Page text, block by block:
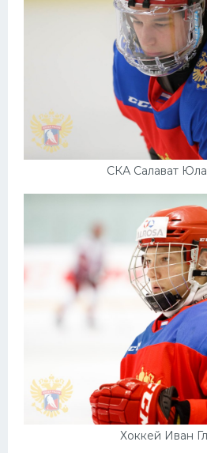
СКА Салават
Хоккей Иван